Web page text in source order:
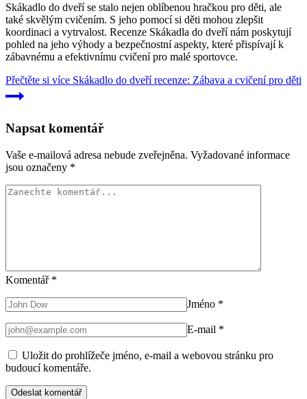
Skákadlo do dveří se stalo nejen oblíbenou hračkou pro děti, ale
také skvělým cvičením. S jeho pomocí si děti mohou zlepšit
koordinaci a vytrvalost. Recenze Skákadla do dveří nám poskytují
pohled na jeho výhody a bezpečnostní aspekty, které přispívají k
zábavnému a efektivnímu cvičení pro malé sportovce.
Přečtěte si více Skákadlo do dveří recenze: Zábava a cvičení pro děti
Napsat komentář
Vaše e-mailová adresa nebude zveřejněna. Vyžadované informace
jsou označeny *
Komentář *
Jméno *
E-mail *
Uložit do prohlížeče jméno, e-mail a webovou stránku pro
budoucí komentáře.